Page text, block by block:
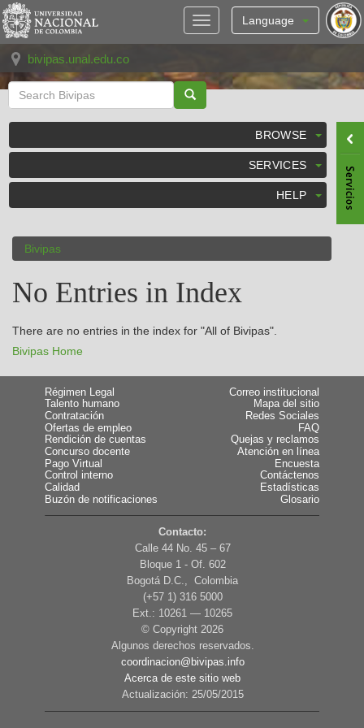
Skip
navigation
Language
bivipas.unal.edu.co
BROWSE
SERVICES
HELP
Bivipas
No Entries in Index
There are no entries in the index for "All of Bivipas".
Bivipas Home
Régimen Legal
Talento humano
Contratación
Ofertas de empleo
Rendición de cuentas
Concurso docente
Pago Virtual
Control interno
Calidad
Buzón de notificaciones
Correo institucional
Mapa del sitio
Redes Sociales
FAQ
Quejas y reclamos
Atención en línea
Encuesta
Contáctenos
Estadísticas
Glosario
Contacto:
Calle 44 No. 45 – 67
Bloque 1 - Of. 602
Bogotá D.C., Colombia
(+57 1) 316 5000
Ext.: 10261 — 10265
© Copyright 2026
Algunos derechos reservados.
coordinacion@bivipas.info
Acerca de este sitio web
Actualización: 25/05/2015